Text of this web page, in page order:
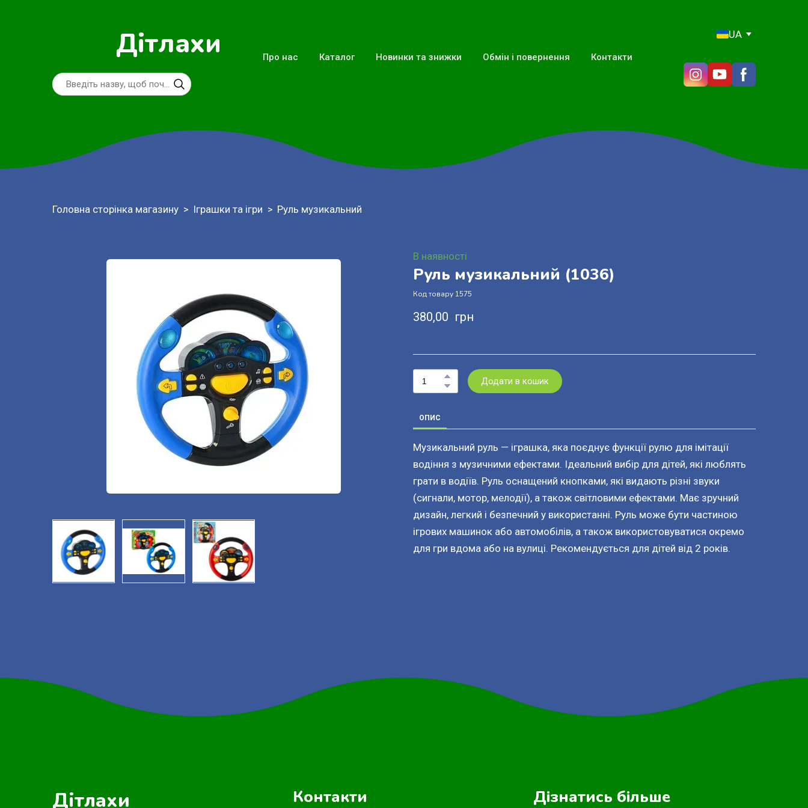
Дітлахи Про нас Каталог Новинки та знижки Обмін і повернення Контакти
UA
Головна сторінка магазину Іграшки та ігри Руль музикальний
В наявності
Руль музикальний (1036)
Код товару 1575
380,00  грн
Додати в кошик
ОПИС
Музикальний руль — іграшка, яка поєднує функції рулю для імітації
водіння з музичними ефектами. Ідеальний вибір для дітей, які люблять
грати в водіїв. Руль оснащений кнопками, які видають різні звуки
(сигнали, мотор, мелодії), а також світловими ефектами. Має зручний
дизайн, легкий і безпечний у використанні. Руль може бути частиною
ігрових машинок або автомобілів, а також використовуватися окремо
для гри вдома або на вулиці. Рекомендується для дітей від 2 років.
Дітлахи Контакти Дізнатись більше